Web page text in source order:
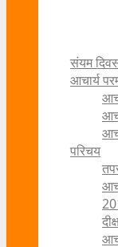
संयम
आचार्य
परिचय